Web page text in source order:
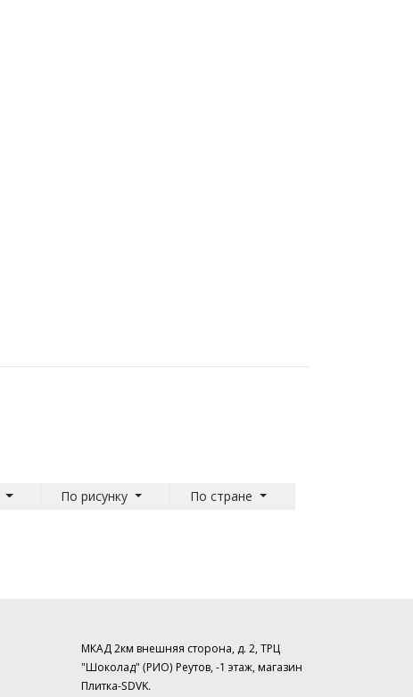
По рисунку По стране
МКАД 2км внешняя сторона, д. 2, ТРЦ
"Шоколад" (РИО) Реутов, -1 этаж, магазин
Плитка-SDVK.